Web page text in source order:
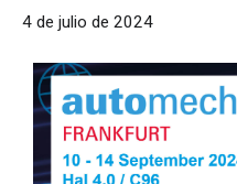
4 de julio de 2024